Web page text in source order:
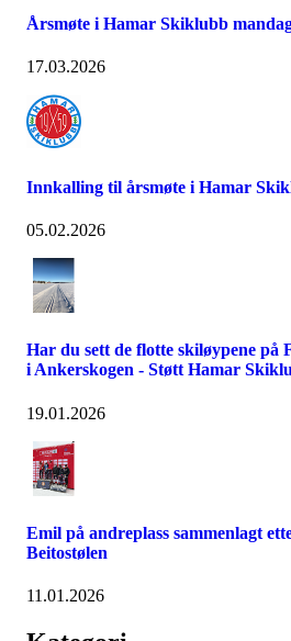
Årsmøte i Hamar Skiklubb
17.03.2026
Innkalling til årsmøte i Hamar
05.02.2026
Har du sett de flotte skiløypene på
i Ankerskogen - Støtt Hamar
19.01.2026
Emil på andreplass sammenlagt
Beitostølen
11.01.2026